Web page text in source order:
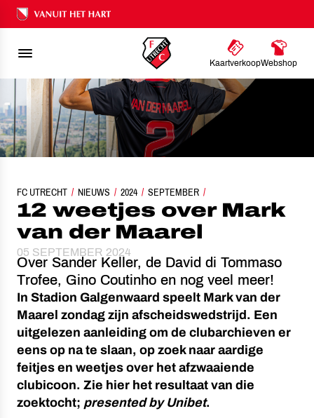
Ons nalatenschap
KaartverkoopWebshop
FC UTRECHT NIEUWS 2024 SEPTEMBER
12 WEETJES OVER MARK VAN DER MAAREL
12 weetjes over Mark
van der Maarel
05 SEPTEMBER 2024
Over Sander Keller, de David di Tommaso
Trofee, Gino Coutinho en nog veel meer!
In Stadion Galgenwaard speelt Mark van der
Maarel zondag zijn afscheidswedstrijd. Een
uitgelezen aanleiding om de clubarchieven er
eens op na te slaan, op zoek naar aardige
feitjes en weetjes over het afzwaaiende
clubicoon. Zie hier het resultaat van die
zoektocht; presented by Unibet.